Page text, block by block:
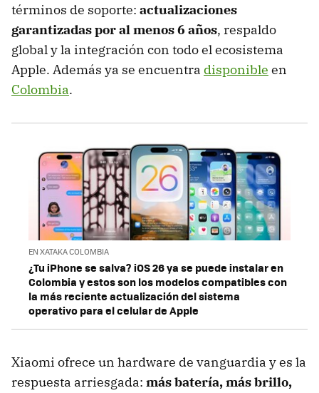
términos de soporte: actualizaciones
garantizadas por al menos 6 años, respaldo
global y la integración con todo el ecosistema
Apple. Además ya se encuentra disponible en
Colombia.
EN XATAKA COLOMBIA
¿Tu iPhone se salva? iOS 26 ya se puede instalar en
Colombia y estos son los modelos compatibles con
la más reciente actualización del sistema
operativo para el celular de Apple
Xiaomi ofrece un hardware de vanguardia y es la
respuesta arriesgada: más batería, más brillo,